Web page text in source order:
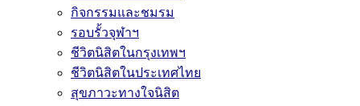
กิจกรรมและชมรม
รอบรั้วจุฬาฯ
ชีวิตนิสิตในกรุงเทพฯ
ชีวิตนิสิตในประเทศไทย
สุขภาวะทางใจนิสิต